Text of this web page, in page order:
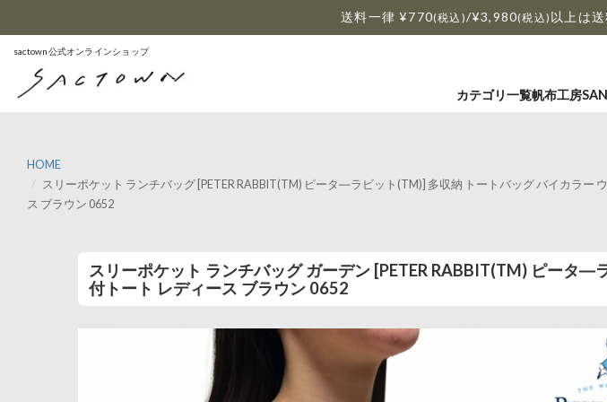
送料一律 ¥770(税込)/¥3,980(税込) 以上は
sactown公式オンラインショップ
カテゴリ一覧帆布工房
HOME
スリーポケット ランチバッグ [PETER RABBIT(TM) ピータ―ラビット(TM)] 多収納 トートバッグ バイカラー
ス ブラウン 0652
スリーポケット ランチバッグ ガーデン [PETER RABBIT(TM) ピータ
付トート レディース ブラウン 0652